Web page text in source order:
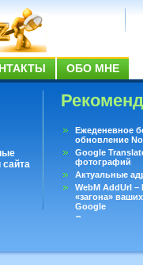
ОБО МНЕ
Ежеденевное
обновление
Google
фотографий
Актуальные
WebM AddUrl
«загона»
Google
Существует